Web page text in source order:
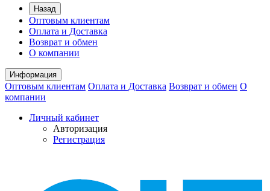
Назад
Оптовым клиентам
Оплата и Доставка
Возврат и обмен
О компании
Информация
Оптовым клиентам Оплата и Доставка Возврат и обмен О
компании
Личный кабинет
Авторизация
Регистрация